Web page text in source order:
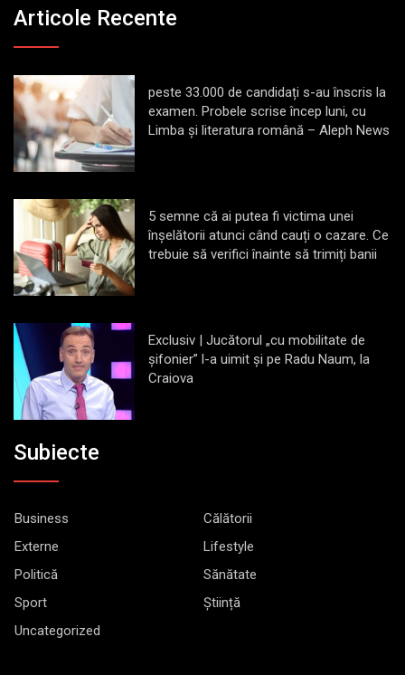
Articole Recente
peste 33.000 de candidați s-au înscris la
examen. Probele scrise încep luni, cu
Limba și literatura română – Aleph News
5 semne că ai putea fi victima unei
înșelătorii atunci când cauți o cazare. Ce
trebuie să verifici înainte să trimiți banii
Exclusiv | Jucătorul „cu mobilitate de
șifonier” l-a uimit și pe Radu Naum, la
Craiova
Subiecte
Business
Călătorii
Externe
Lifestyle
Politică
Sănătate
Sport
Știință
Uncategorized